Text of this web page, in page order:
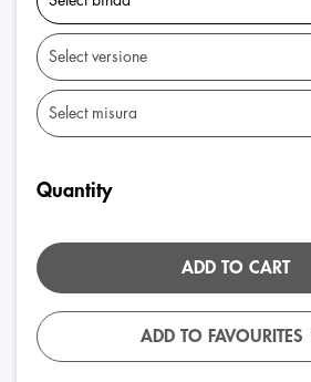
Quantity
ADD TO CART
ADD TO FAVOURITES